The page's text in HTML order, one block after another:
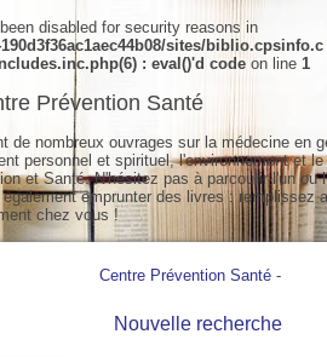
disabled for security reasons in
sites/biblio.cpsinfo.c
: eval()'d code on line 1
Centre Prévention Santé -
Nouvelle recherche
Prévention Santé
de nombreux ouvrages sur la médecine en
personnel et spirituel, l'environnement et
et Santé. N'hésitez pas à parcourir l'un
emprunter des livres : remplissez
chez vous !